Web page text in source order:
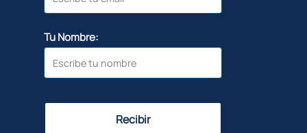
Tu Nombre:
Recibir